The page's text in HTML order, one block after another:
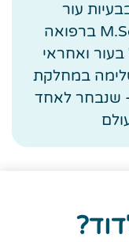
מזה 30 שנה בבעיות עור
ברפואה סינית, בעל תואר שני M.Sc ברפואה
ואחראי
במחלקת
שנבחר לאחד